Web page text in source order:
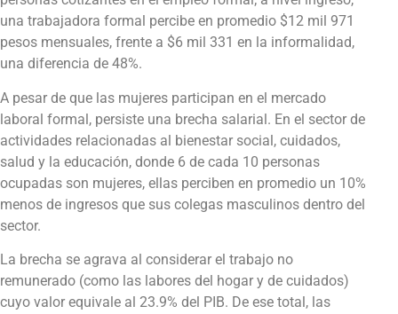
una trabajadora formal percibe en promedio $12 mil 971
pesos mensuales, frente a $6 mil 331 en la informalidad,
una diferencia de 48%.
A pesar de que las mujeres participan en el mercado
laboral formal, persiste una brecha salarial. En el sector de
actividades relacionadas al bienestar social, cuidados,
salud y la educación, donde 6 de cada 10 personas
ocupadas son mujeres, ellas perciben en promedio un 10%
menos de ingresos que sus colegas masculinos dentro del
sector.
La brecha se agrava al considerar el trabajo no
remunerado (como las labores del hogar y de cuidados)
cuyo valor equivale al 23.9% del PIB. De ese total, las